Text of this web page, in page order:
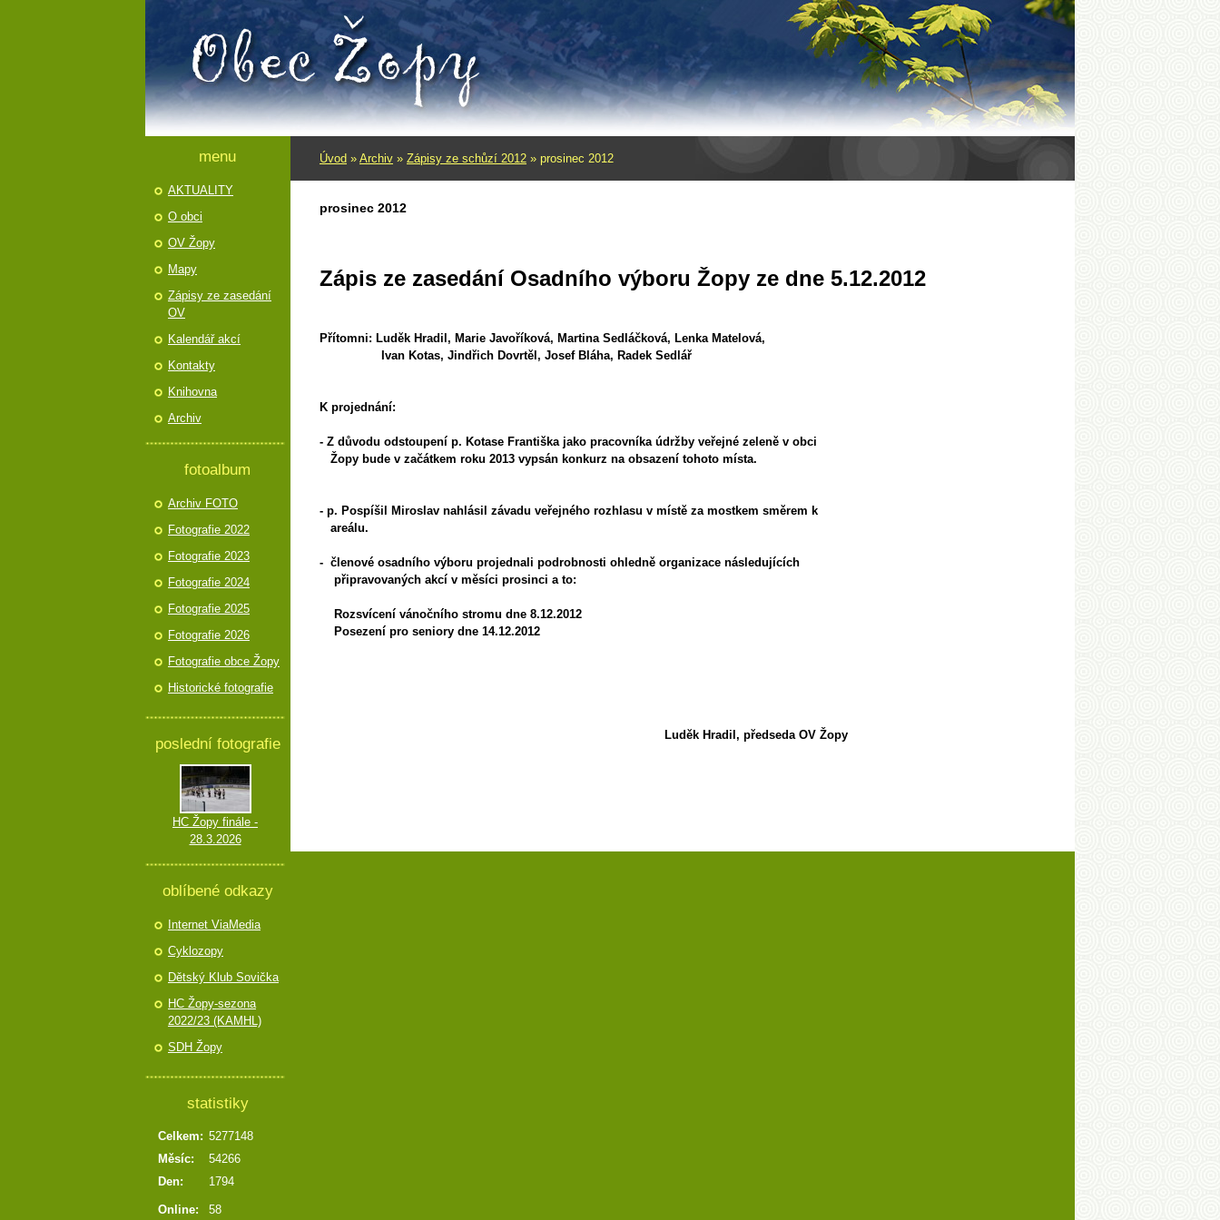
Úvod » Archiv » Zápisy ze schůzí 2012 » prosinec 2012
prosinec 2012
Zápis ze zasedání Osadního výboru Žopy ze dne 5.12.2012
Přítomni: Luděk Hradil, Marie Javoříková, Martina Sedláčková, Lenka Matelová,
Ivan Kotas, Jindřich Dovrtěl, Josef Bláha, Radek Sedlář
K projednání:
- Z důvodu odstoupení p. Kotase Františka jako pracovníka údržby veřejné zeleně v obci
Žopy bude v začátkem roku 2013 vypsán konkurz na obsazení tohoto místa.
- p. Pospíšil Miroslav nahlásil závadu veřejného rozhlasu v místě za mostkem směrem k
areálu.
- členové osadního výboru projednali podrobnosti ohledně organizace následujících
připravovaných akcí v měsíci prosinci a to:
Rozsvícení vánočního stromu dne 8.12.2012
Posezení pro seniory dne 14.12.2012
Luděk Hradil, předseda OV Žopy
menu
AKTUALITY
O obci
OV Žopy
Mapy
Zápisy ze zasedání
OV
Kalendář akcí
Kontakty
Knihovna
Archiv
fotoalbum
Archiv FOTO
Fotografie 2022
Fotografie 2023
Fotografie 2024
Fotografie 2025
Fotografie 2026
Fotografie obce Žopy
Historické fotografie
poslední fotografie
HC Žopy finále -
28.3.2026
oblíbené odkazy
Internet ViaMedia
Cyklozopy
Dětský Klub Sovička
HC Žopy-sezona
2022/23 (KAMHL)
SDH Žopy
statistiky
Online: 58
Celkem: 5277148
Měsíc:
54266
Den:
1794